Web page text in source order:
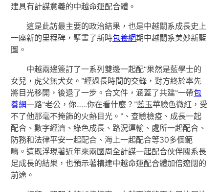
建具有計謀意義的中越命運配合體。
這是此訪最主要的政治結果，也是中越關系成長史上
一座新的里程碑，擘畫了新時包養網期中越關系美妙新藍
圖。
中越兩邊簽訂了一系列雙邊一起配“果然是藍學士的
女兒，虎父無犬女。”經過長時間的交鋒，對方終於率先
將目光移開，後退了一步。合文件，涵蓋了共建“一帶包
養網一路“老公，你……你在看什麼？”藍玉華臉色微紅，受
不了他那毫不掩飾的火熱目光。”、查驗檢疫、成長一起
配合、數字經濟、綠色成長、路況運輸、處所一起配合、
防務和法律平安一起配合、海上一起配合等30多個範
疇。這既浮現著近年來兩國周全計謀一起配合伙伴關系長
足成長的結果，也預示著構建中越命運配合體加倍遼闊的
前途。